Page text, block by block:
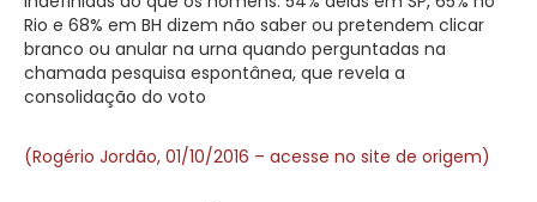
Rio e 68% em BH dizem não saber ou pretendem clicar
branco ou anular na urna quando perguntadas na
chamada pesquisa espontânea, que revela a
consolidação do voto
(Rogério Jordão, 01/10/2016 – acesse no site de origem)